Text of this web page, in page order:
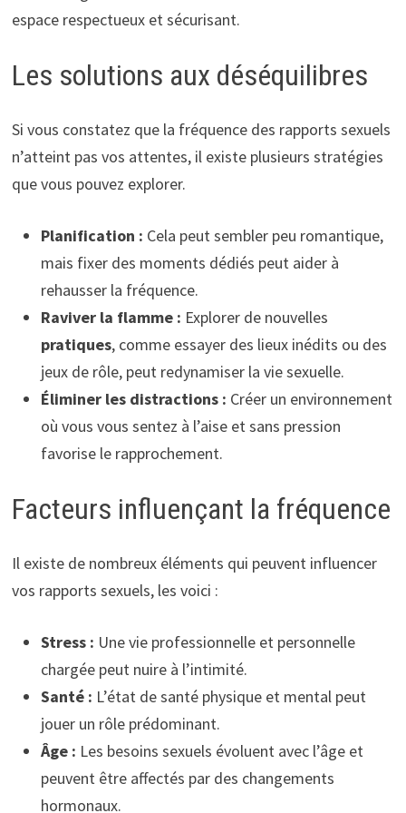
espace respectueux et sécurisant.
Les solutions aux déséquilibres
Si vous constatez que la fréquence des rapports sexuels
n’atteint pas vos attentes, il existe plusieurs stratégies
que vous pouvez explorer.
Planification : Cela peut sembler peu romantique,
mais fixer des moments dédiés peut aider à
rehausser la fréquence.
Raviver la flamme : Explorer de nouvelles
pratiques, comme essayer des lieux inédits ou des
jeux de rôle, peut redynamiser la vie sexuelle.
Éliminer les distractions : Créer un environnement
où vous vous sentez à l’aise et sans pression
favorise le rapprochement.
Facteurs influençant la fréquence
Il existe de nombreux éléments qui peuvent influencer
vos rapports sexuels, les voici :
Stress : Une vie professionnelle et personnelle
chargée peut nuire à l’intimité.
Santé : L’état de santé physique et mental peut
jouer un rôle prédominant.
Âge : Les besoins sexuels évoluent avec l’âge et
peuvent être affectés par des changements
hormonaux.